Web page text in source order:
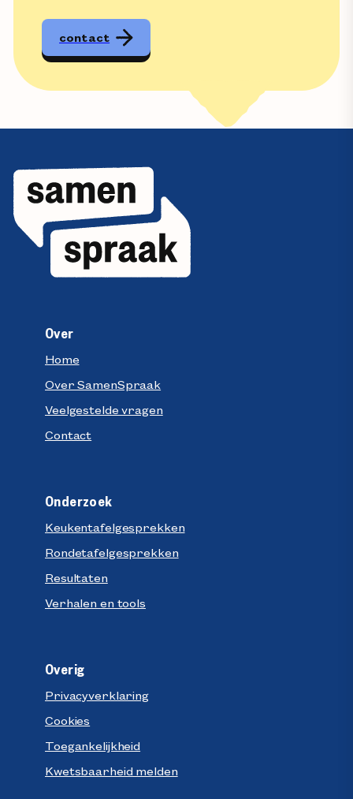
contact
Over
Home
Over SamenSpraak
Veelgestelde vragen
Contact
Onderzoek
Keukentafelgesprekken
Rondetafelgesprekken
Resultaten
Verhalen en tools
Overig
Privacyverklaring
Cookies
Toegankelijkheid
Kwetsbaarheid melden